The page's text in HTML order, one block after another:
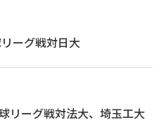
ーグ戦対日大
ーグ戦対法大、埼玉工大